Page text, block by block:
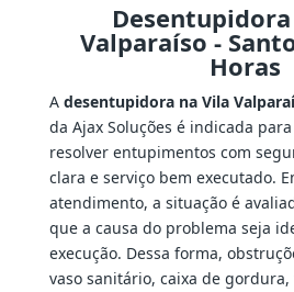
Valparaíso -
Horas
A desentupidora na Vila
da Ajax Soluções é indicada
resolver entupimentos com
clara e serviço bem executado.
atendimento, a situação é
que a causa do problema seja
execução. Dessa forma,
vaso sanitário, caixa de